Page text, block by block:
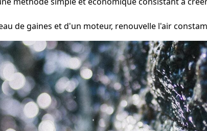
de gaines et d'un moteur, renouvelle l'air